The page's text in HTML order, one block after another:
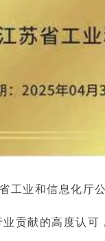
工业和信息化厅
贡献的高度认可